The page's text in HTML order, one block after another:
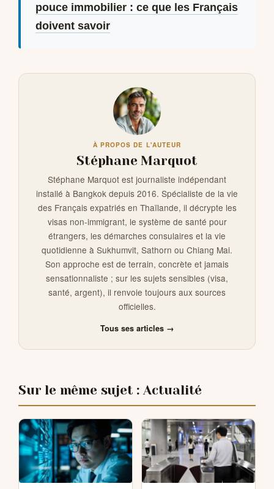
pouce immobilier : ce que les Français
doivent savoir
À PROPOS DE L'AUTEUR
Stéphane Marquot
Stéphane Marquot est journaliste indépendant
installé à Bangkok depuis 2016. Spécialiste de la vie
des Français expatriés en Thaïlande, il décrypte les
visas non-immigrant, le système de santé pour
étrangers, les démarches consulaires et la vie
quotidienne à Sukhumvit, Sathorn ou Chiang Mai.
Son approche est de terrain, concrète et jamais
sensationnaliste ; sur les sujets sensibles (visa,
santé, argent), il renvoie toujours aux sources
officielles.
Tous ses articles →
Sur le même sujet : Actualité